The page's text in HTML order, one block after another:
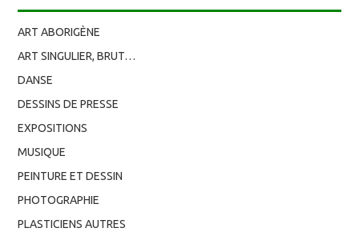
ART ABORIGÈNE
ART SINGULIER, BRUT…
DANSE
DESSINS DE PRESSE
EXPOSITIONS
MUSIQUE
PEINTURE ET DESSIN
PHOTOGRAPHIE
PLASTICIENS AUTRES